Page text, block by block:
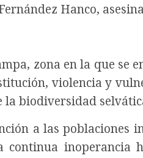
Hanco,
zona en la que se
violencia y
la biodiversidad
a las poblaciones
inoperancia